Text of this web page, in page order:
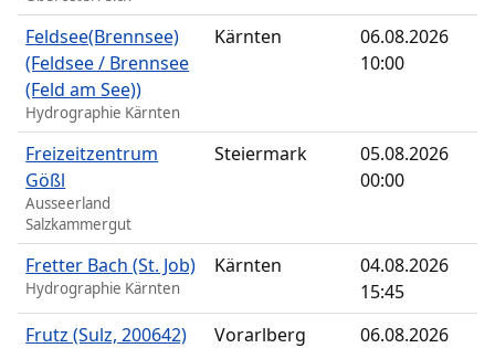
Feldsee(Brennsee)
(Feldsee / Brennsee
(Feld am See))
Hydrographie Kärnten
Kärnten
06.08.2026
10:00
Freizeitzentrum
Gößl
Ausseerland
Salzkammergut
Steiermark
05.08.2026
00:00
Fretter Bach (St. Job)
Hydrographie Kärnten
Kärnten
04.08.2026
15:45
Frutz (Sulz, 200642)
Vorarlberg 06.08.2026